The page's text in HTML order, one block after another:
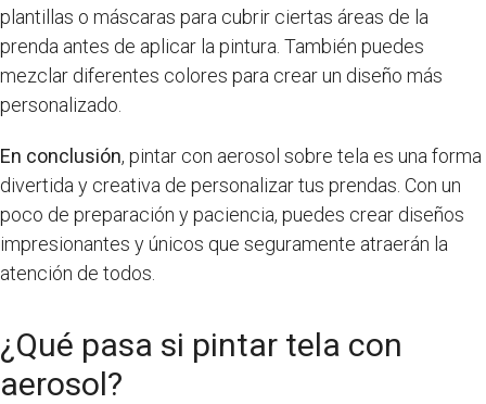
plantillas o máscaras para cubrir ciertas áreas de la
prenda antes de aplicar la pintura. También puedes
mezclar diferentes colores para crear un diseño más
personalizado.
En conclusión, pintar con aerosol sobre tela es una forma
divertida y creativa de personalizar tus prendas. Con un
poco de preparación y paciencia, puedes crear diseños
impresionantes y únicos que seguramente atraerán la
atención de todos.
¿Qué pasa si pintar tela con
aerosol?